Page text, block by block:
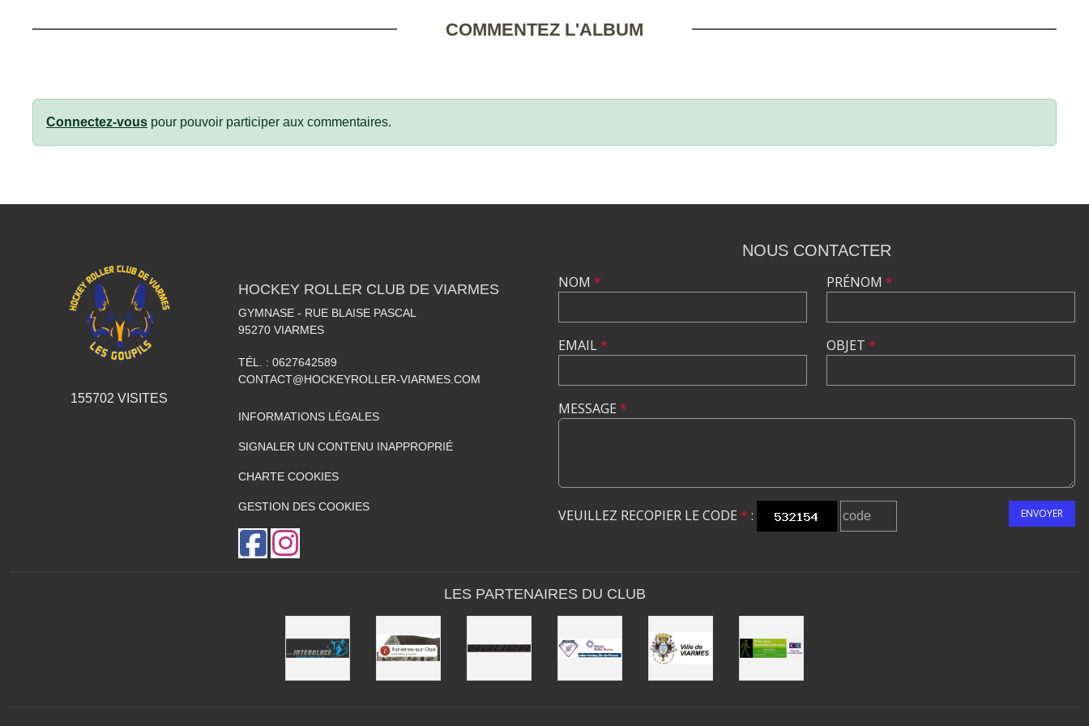
COMMENTEZ L'ALBUM
Connectez-vous pour pouvoir participer aux commentaires.
155702 VISITES
HOCKEY ROLLER CLUB DE VIARMES
GYMNASE - RUE BLAISE PASCAL
95270 VIARMES
TÉL. : 0627642589
CONTACT@HOCKEYROLLER-VIARMES.COM
INFORMATIONS LÉGALES
SIGNALER UN CONTENU INAPPROPRIÉ
CHARTE COOKIES
GESTION DES COOKIES
NOUS CONTACTER
NOM *
EMAIL*
PRÉNOM *
OBJET *
MESSAGE *
VEUILLEZ RECOPIER LE CODE * : ENVOYER
LES PARTENAIRES DU CLUB